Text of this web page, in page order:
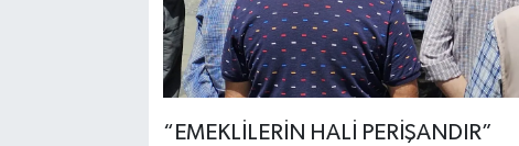
“EMEKLİLERİN HALİ PERİŞANDIR”